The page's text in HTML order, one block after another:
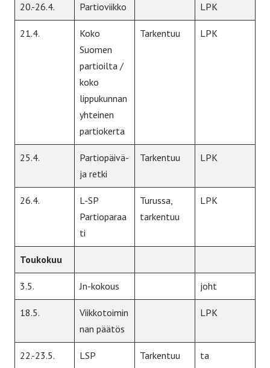
20.-26.4. Partioviikko LPK
21.4.
Koko
Suomen
partioilta /
koko
lippukunnan
yhteinen
partiokerta
Tarkentuu LPK
25.4.
Partiopäivä-
ja retki
Tarkentuu LPK
26.4.
L-SP
Partioparaa
ti
Turussa,
tarkentuu
LPK
Toukokuu
3.5. Jn-kokous joht
18.5.
Viikkotoimin
nan päätös
LPK
22.-23.5.
LSP
Tarkentuu ta